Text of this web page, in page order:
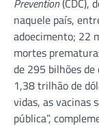
naquele país,
adoecimento; 22
mortes
de 295 bilhões
1,38 trilhão de
vidas, as vacinas
pública”,